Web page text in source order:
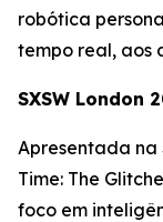
robótica
tempo real, aos
SXSW London
Apresentada na
Time: The
foco em